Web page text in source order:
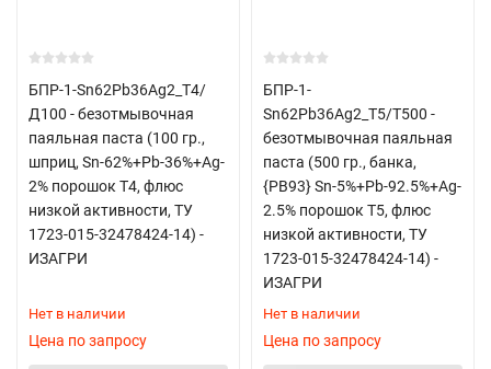
БПР-1-Sn62Pb36Ag2_Т4/
Д100 - безотмывочная
паяльная паста (100 гр.,
шприц, Sn-62%+Pb-36%+Ag-
2% порошок Т4, флюс
низкой активности, ТУ
1723-015-32478424-14) -
ИЗАГРИ
Нет в наличии
Цена по запросу
БПР-1-
Sn62Pb36Ag2_Т5/T500 -
безотмывочная паяльная
паста (500 гр., банка,
{PB93} Sn-5%+Pb-92.5%+Ag-
2.5% порошок Т5, флюс
низкой активности, ТУ
1723-015-32478424-14) -
ИЗАГРИ
Нет в наличии
Цена по запросу